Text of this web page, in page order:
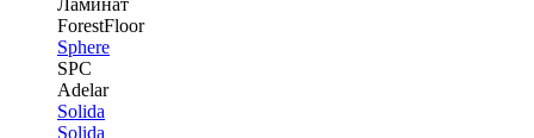
Ламинат
ForestFloor
Sphere
SPC
Adelar
Solida
Solida